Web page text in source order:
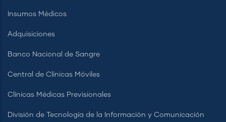
Insumos Médicos
Adquisiciones
Banco Nacional de Sangre
Central de Clínicas Móviles
Clínicas Médicas Previsionales
División de Tecnología de la Información y Comunicación